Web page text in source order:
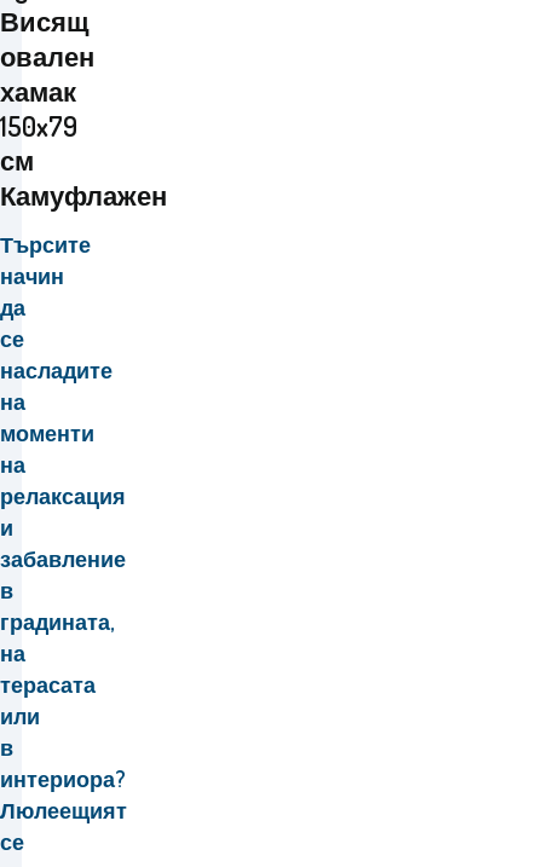
Висящ
овален
хамак
150x79
см
Камуфлажен
Търсите
начин
да
се
насладите
на
моменти
на
релаксация
и
забавление
в
градината,
на
терасата
или
в
интериора?
Люлеещият
се